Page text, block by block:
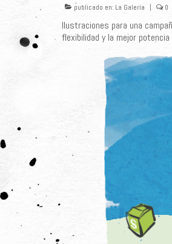
publicado en: La Galería 0
Ilustraciones para una
flexibilidad y la mejor